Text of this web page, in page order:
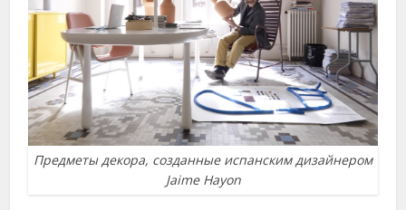
Предметы декора, созданные испанским дизайнером
Jaime Hayon